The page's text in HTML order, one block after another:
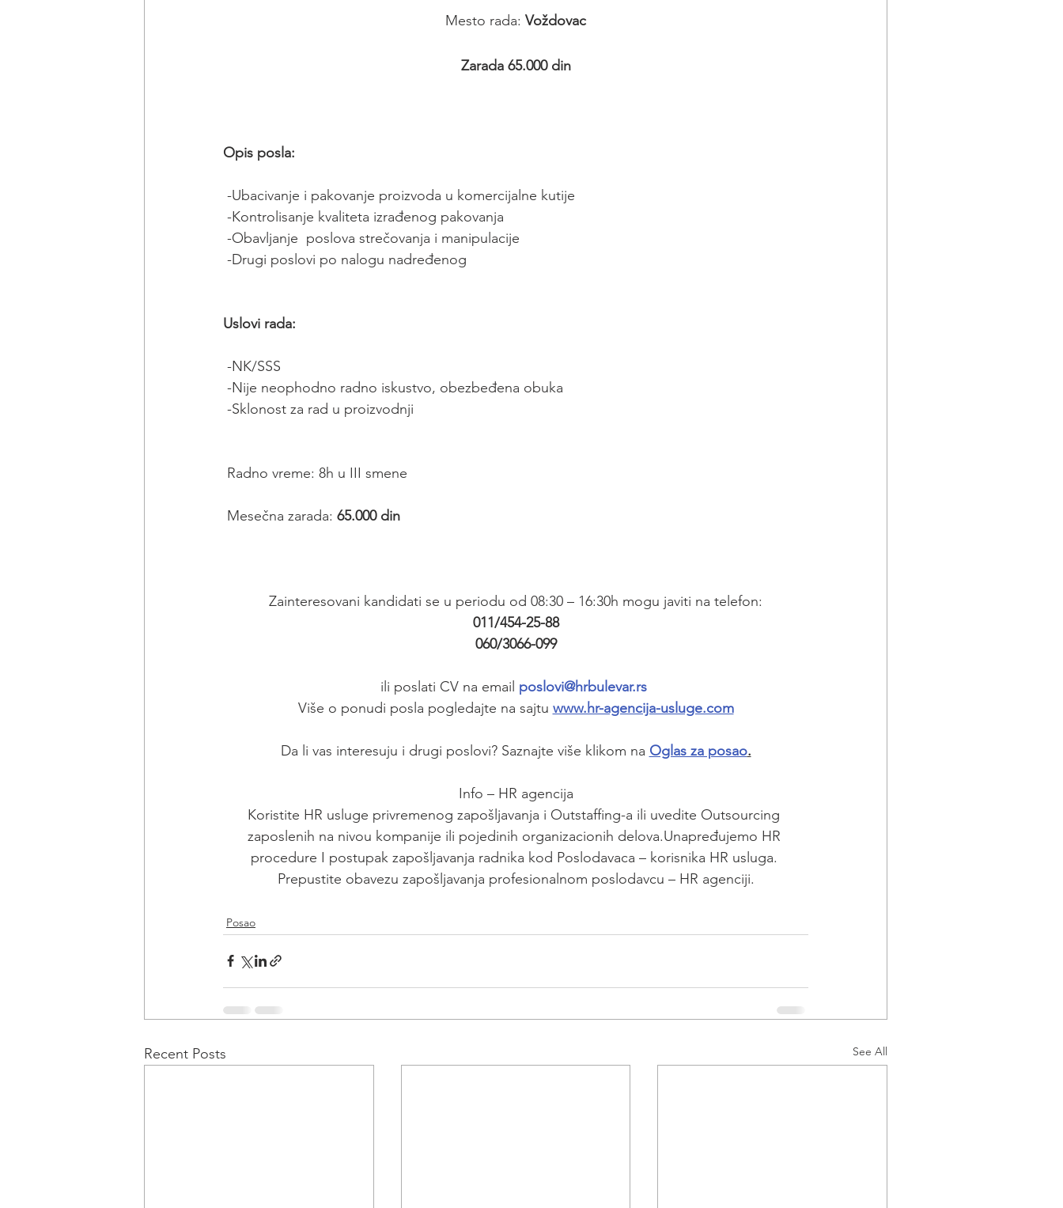
Mesto rada: Voždovac
Zarada 65.000 din
Opis posla:
-Ubacivanje i pakovanje proizvoda u komercijalne kutije
-Kontrolisanje kvaliteta izrađenog pakovanja
-Obavljanje  poslova strečovanja i manipulacije
-Drugi poslovi po nalogu nadređenog
Uslovi rada:
-NK/SSS
-Nije neophodno radno iskustvo, obezbeđena obuka
-Sklonost za rad u proizvodnji
Radno vreme: 8h u III smene
Mesečna zarada: 65.000 din
Zainteresovani kandidati se u periodu od 08:30 – 16:30h mogu javiti na telefon:
011/454-25-88
060/3066-099
ili poslati CV na email poslovi@hrbulevar.rs
Više o ponudi posla pogledajte na sajtu www.hr-agencija-usluge.com
Da li vas interesuju i drugi poslovi? Saznajte više klikom na Oglas za posao.
Info – HR agencija
Koristite HR usluge privremenog zapošljavanja i Outstaffing-a ili uvedite Outsourcing
zaposlenih na nivou kompanije ili pojedinih organizacionih delova.Unapređujemo HR
procedure I postupak zapošljavanja radnika kod Poslodavaca – korisnika HR usluga.
Prepustite obavezu zapošljavanja profesionalnom poslodavcu – HR agenciji.
Posao
Recent Posts See All